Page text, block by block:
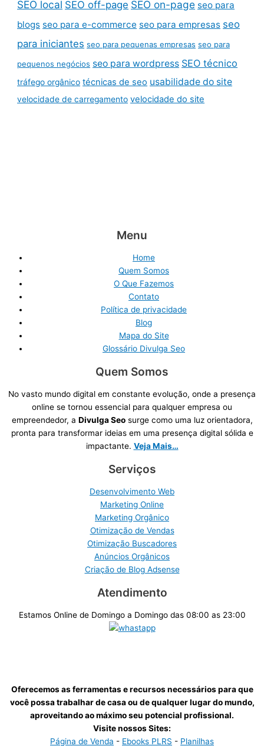
SEO local SEO off-page SEO on-page seo para
blogs seo para e-commerce seo para empresas seo
para iniciantes seo para pequenas empresas seo para
pequenos negócios seo para wordpress SEO técnico
tráfego orgânico técnicas de seo usabilidade do site
velocidade de carregamento velocidade do site
Menu
Home
Quem Somos
O Que Fazemos
Contato
Política de privacidade
Blog
Mapa do Site
Glossário Divulga Seo
Quem Somos
No vasto mundo digital em constante evolução, onde a presença
online se tornou essencial para qualquer empresa ou
empreendedor, a Divulga Seosurge como uma luz orientadora,
pronta para transformar ideias em uma presença digital sólida e
impactante. Veja Mais…
Serviços
Desenvolvimento Web
Marketing Online
Marketing Orgânico
Otimização de Vendas
Otimização Buscadores
Anúncios Orgânicos
Criação de Blog Adsense
Atendimento
Estamos Online de Domingo a Domingo das 08:00 as 23:00
Oferecemos as ferramentas e recursos necessários para que
você possa trabalhar de casa ou de qualquer lugar do mundo,
aproveitando ao máximo seu potencial profissional.
Visite nossos Sites:
Página de Venda - Ebooks PLRS - Planilhas